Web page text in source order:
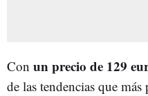
Con un precio de 129
de las tendencias que